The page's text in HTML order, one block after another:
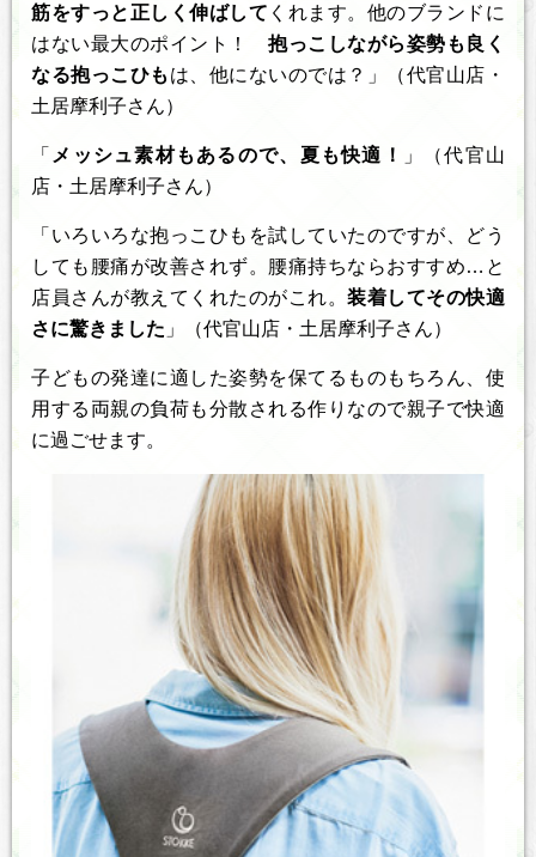
筋をすっと正しく伸ばして くれます。他のブランドに
はない最大のポイント！抱っこしながら姿勢も良く
なる抱っこひも は、他にないのでは？」（代官山店・
土居摩利子さん）
「 メッシュ素材もあるので、夏も快適！
」（代官山
店・土居摩利子さん）
「いろいろな抱っこひもを試していたのですが、どう
しても腰痛が改善されず。腰痛持ちならおすすめ…と
店員さんが教えてくれたのがこれ。装着してその快適
さに驚きました 」（代官山店・土居摩利子さん）
子どもの発達に適した姿勢を保てるものもちろん、使
用する両親の負荷も分散される作りなので親子で快適
に過ごせます。